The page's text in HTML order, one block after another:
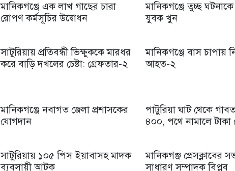
মানিকগঞ্জে এক লাখ গাছের চারা
রোপণ কর্মসূচির উদ্বোধন
মানিকগঞ্জে তুচ্ছ ঘটনাকে
যুবক খুন
সাটুরিয়ায় প্রতিবন্ধী ভিক্ষুককে মারধর
করে বাড়ি দখলের চেষ্টা: গ্রেফতার-২
মানিকগঞ্জে বাস চাপায়
আহত-২
মানিকগঞ্জে নবাগত জেলা প্রশাসকের
যোগদান
পাটুরিয়া ঘাট থেকে
৪০০, পথে নামালে
সাটুরিয়ায় ১০৫ পিস ইয়াবাসহ মাদক
ব্যবসায়ী আটক
মানিকগঞ্জ প্রেসক্লাবের
সাধারণ সম্পাদক বিপ্লব